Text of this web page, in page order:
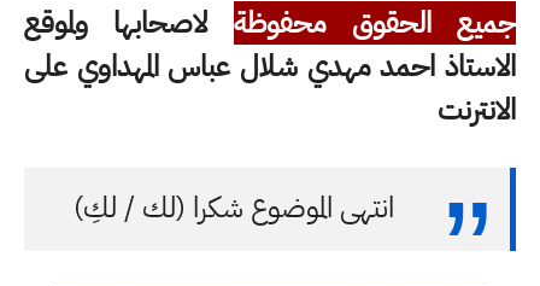
جميع الحقوق محفوظة لاصحابها ولموقع
الاستاذ احمد مهدي شلال عباس المهداوي على
الانترنت
انتهى الموضوع شكرا (لك / لكِ)